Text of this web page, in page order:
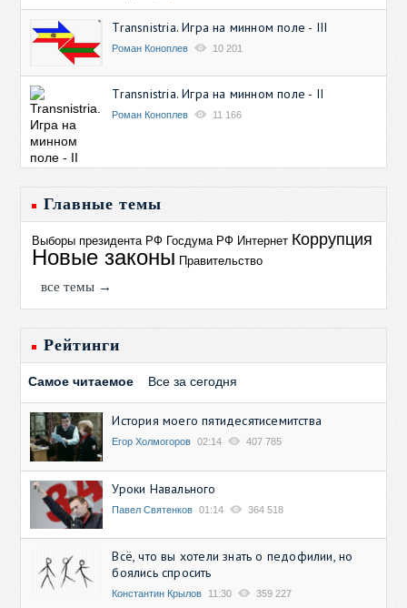
Transnistria. Игра на минном поле - III
Роман Коноплев 10 201
Transnistria. Игра на минном поле - II
Роман Коноплев 11 166
Главные темы
Выборы президента РФ Госдума РФ Интернет Коррупция
Новые законы Правительство
все темы →
Рейтинги
Самое читаемое Все за сегодня
История моего пятидесятисемитства
Егор Холмогоров 02:14 407 785
Уроки Навального
Павел Святенков 01:14 364 518
Всё, что вы хотели знать о педофилии, но
боялись спросить
Константин Крылов 11:30 359 227